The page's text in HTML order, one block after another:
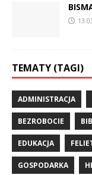
TEMATY (TAGI)
ADMINISTRACJA
BEZROBOCIE
EDUKACJA
GOSPODARKA